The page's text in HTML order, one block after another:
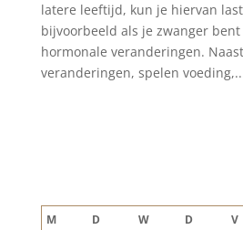
latere leeftijd, kun je hiervan
bijvoorbeeld als je zwanger
hormonale veranderingen.
veranderingen, spelen
M D W D V